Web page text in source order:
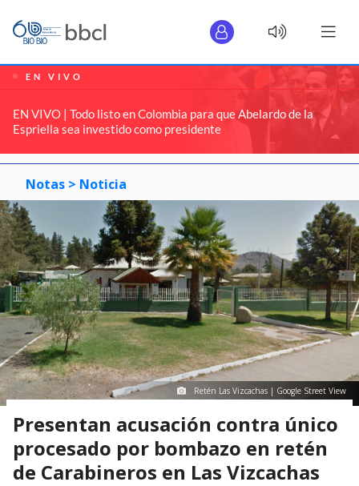
EN VIVO
EN VIVO | Todo listo en Colombia para que Abelardo de la
Espriella sea investido como presidente
Notas > Noticia
Retén Las Vizcachas | Google Street View
Presentan acusación contra único
procesado por bombazo en retén
de Carabineros en Las Vizcachas